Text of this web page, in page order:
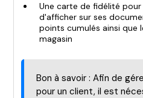
Une carte de fidélité
d'afficher sur ses
points cumulés ainsi que
magasin
Bon à savoir : Afin de
pour un client, il est